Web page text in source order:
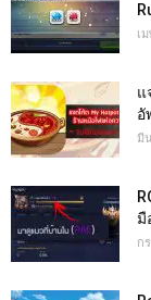
เ
แ
อั
มี
มื
ก